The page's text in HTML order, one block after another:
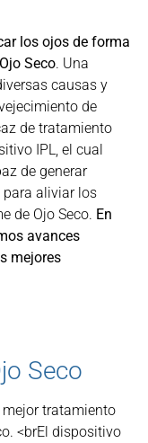
los ojos de forma
Seco. Una
causas y
de
de tratamiento
IPL, el cual
de generar
para aliviar los
de Ojo Seco. En
avances
mejores
Seco
tratamiento
<brEl dispositivo